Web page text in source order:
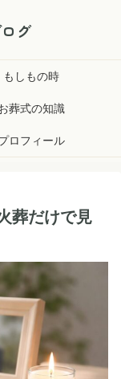
グ
もしもの時
葬式の知識
ロフィール
葬だけで見